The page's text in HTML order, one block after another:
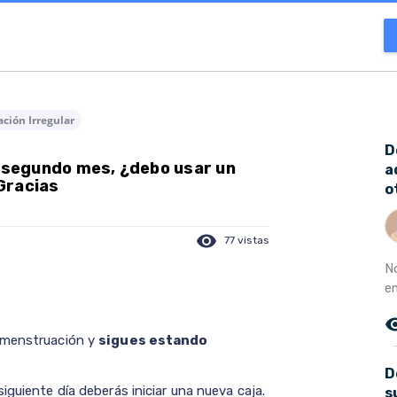
Irregular
mes, ¿debo usar un
visibility 77 vistas
y sigues estando
día deberás iniciar una nueva caja.